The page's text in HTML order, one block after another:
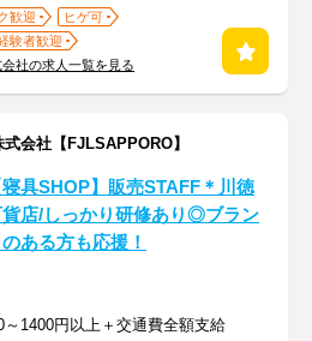
歓迎
ヒゲ可
験者歓迎
社の求人一覧を見る
会社【FJLSAPPORO】
寝具SHOP】販売STAFF＊川徳
店/しっかり研修あり◎ブラン
ある方も応援！
～1400円以上＋交通費全額支給